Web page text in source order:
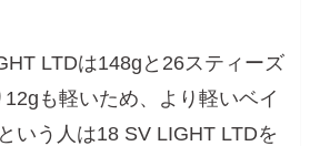
LTDは148gと26スティーズ
も軽いため、より軽いベイ
いう人は18 SV LIGHT LTDを